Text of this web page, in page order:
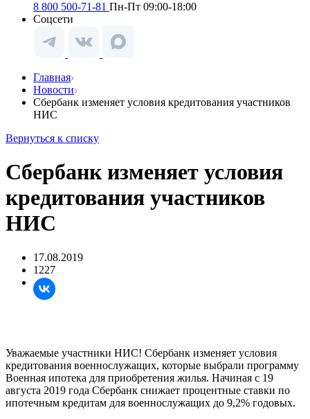
8 800 500-71-81 Пн-Пт 09:00-18:00
Соцсети
Главная
Новости
Сбербанк изменяет условия кредитования участников
НИС
Вернуться к списку
Сбербанк изменяет условия
кредитования участников
НИС
17.08.2019
1227
Уважаемые участники НИС! Сбербанк изменяет условия
кредитования военнослужащих, которые выбрали программу
Военная ипотека для приобретения жилья. Начиная с 19
августа 2019 года Сбербанк снижает процентные ставки по
ипотечным кредитам для военнослужащих до 9,2% годовых.